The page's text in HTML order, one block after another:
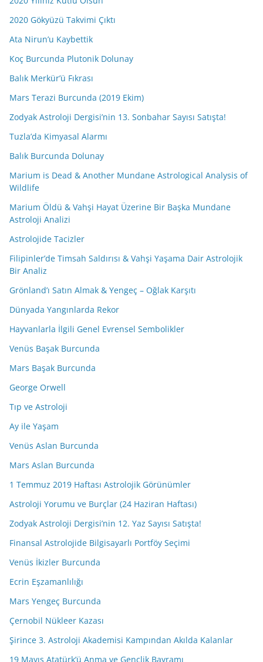
2020 Gökyüzü Takvimi Çıktı
Ata Nirun’u Kaybettik
Koç Burcunda Plutonik Dolunay
Balık Merkür’ü Fıkrası
Mars Terazi Burcunda (2019 Ekim)
Zodyak Astroloji Dergisi’nin 13. Sonbahar Sayısı Satışta!
Tuzla’da Kimyasal Alarmı
Balık Burcunda Dolunay
Marium is Dead & Another Mundane Astrological Analysis of
Wildlife
Marium Öldü & Vahşi Hayat Üzerine Bir Başka Mundane
Astroloji Analizi
Astrolojide Tacizler
Filipinler’de Timsah Saldırısı & Vahşi Yaşama Dair Astrolojik
Bir Analiz
Grönland’ı Satın Almak & Yengeç – Oğlak Karşıtı
Dünyada Yangınlarda Rekor
Hayvanlarla İlgili Genel Evrensel Sembolikler
Venüs Başak Burcunda
Mars Başak Burcunda
George Orwell
Tıp ve Astroloji
Ay ile Yaşam
Venüs Aslan Burcunda
Mars Aslan Burcunda
1 Temmuz 2019 Haftası Astrolojik Görünümler
Astroloji Yorumu ve Burçlar (24 Haziran Haftası)
Zodyak Astroloji Dergisi’nin 12. Yaz Sayısı Satışta!
Finansal Astrolojide Bilgisayarlı Portföy Seçimi
Venüs İkizler Burcunda
Ecrin Eşzamanlılığı
Mars Yengeç Burcunda
Çernobil Nükleer Kazası
Şirince 3. Astroloji Akademisi Kampından Akılda Kalanlar
19 Mayıs Atatürk’ü Anma ve Gençlik Bayramı